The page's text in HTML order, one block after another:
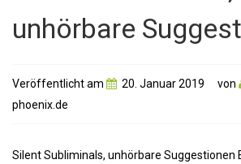
unhörbare
Veröffentlicht am 20. Januar 2019 von
phoenix.de
Silent Subliminals, unhörbare Suggestionen